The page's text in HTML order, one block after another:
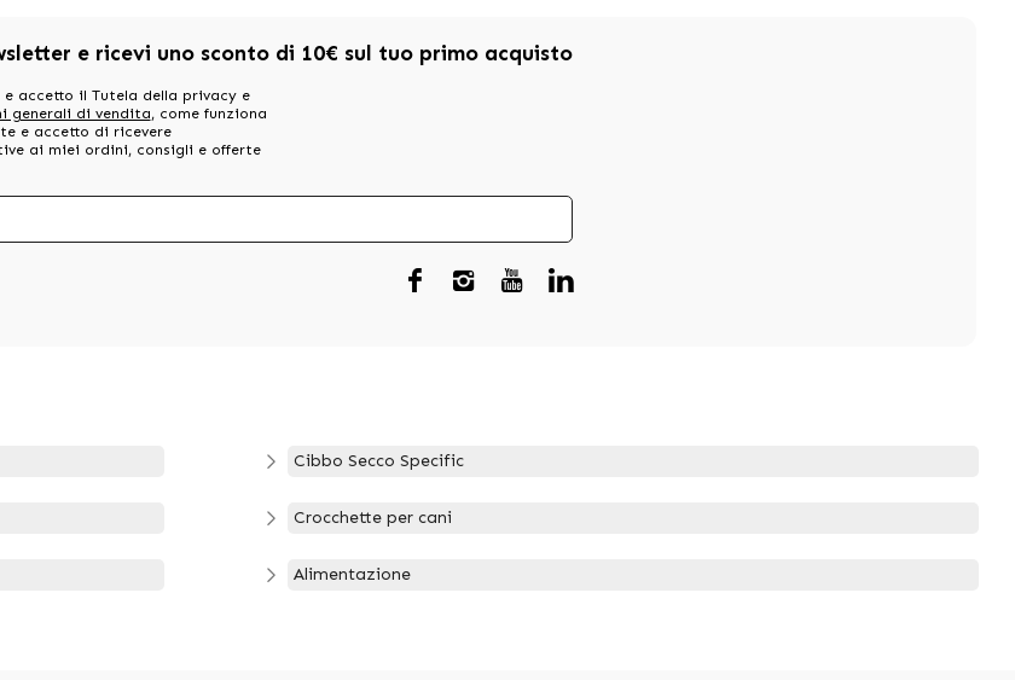
e ricevi uno sconto di 10€ sul tuo primo acquisto
accetto il Tutela della privacy e
generali di vendita, come funziona
e accetto di ricevere
ai miei ordini, consigli e offerte
Cibbo Secco Specific
Crocchette per cani
Alimentazione